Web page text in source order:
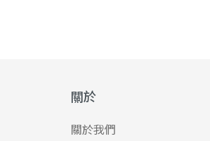
關於
關於我們